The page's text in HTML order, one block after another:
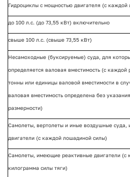
Гидроциклы с мощностью двигателя (с каждой
до 100 л.с. (до 73,55 кВт) включительно
свыше 100 л.с. (свыше 73,55 кВт)
Несамоходные (буксируемые) суда, для
определяется валовая вместимость (с каждой
тонны или единицы валовой вместимости в
валовая вместимость определена без указания
размерности)
Самолеты, вертолеты и иные воздушные
двигатели (с каждой лошадиной силы)
Самолеты, имеющие реактивные двигатели (с
килограмма силы тяги)